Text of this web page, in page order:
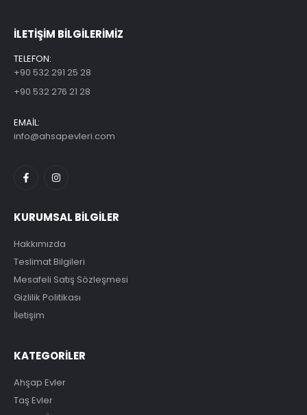
ILETİŞİM BİLGİLERİMİZ
TELEFON:
+90 532 291 25 28
+90 532 276 21 28
EMAİL:
info@ahsapevleri.com
KURUMSAL BİLGİLER
Hakkımızda
Teslimat Bilgileri
Mesafeli Satış Sözleşmesi
Gizlilik Politikası
İletişim
KATEGORİLER
Ahşap Evler
Taş Evler